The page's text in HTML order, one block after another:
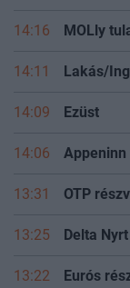
14:16 MOLly
14:11 Lakás/
14:09 Ezüst
14:06
13:31 OTP
13:25 Delta Nyrt
13:22 Eurós